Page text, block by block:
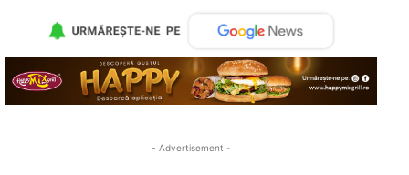
- Advertisement -